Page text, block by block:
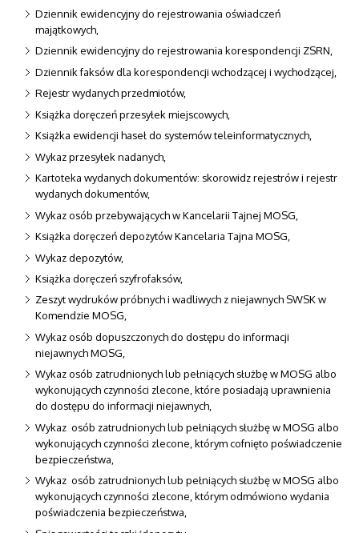
Dziennik ewidencyjny do rejestrowania oświadczeń
majątkowych,
Dziennik ewidencyjny do rejestrowania korespondencji ZSRN,
Dziennik faksów dla korespondencji wchodzącej i wychodzącej,
Rejestr wydanych przedmiotów,
Książka doręczeń przesyłek miejscowych,
Książka ewidencji haseł do systemów teleinformatycznych,
Wykaz przesyłek nadanych,
Kartoteka wydanych dokumentów: skorowidz rejestrów i rejestr
wydanych dokumentów,
Wykaz osób przebywających w Kancelarii Tajnej MOSG,
Książka doręczeń depozytów Kancelaria Tajna MOSG,
Wykaz depozytów,
Książka doręczeń szyfrofaksów,
Zeszyt wydruków próbnych i wadliwych z niejawnych SWSK w
Komendzie MOSG,
Wykaz osób dopuszczonych do dostępu do informacji
niejawnych MOSG,
Wykaz osób zatrudnionych lub pełniących służbę w MOSG albo
wykonujących czynności zlecone, które posiadają uprawnienia
do dostępu do informacji niejawnych,
Wykaz osób zatrudnionych lub pełniących służbę w MOSG albo
wykonujących czynności zlecone, którym cofnięto poświadczenie
bezpieczeństwa,
Wykaz osób zatrudnionych lub pełniących służbę w MOSG albo
wykonujących czynności zlecone, którym odmówiono wydania
poświadczenia bezpieczeństwa,